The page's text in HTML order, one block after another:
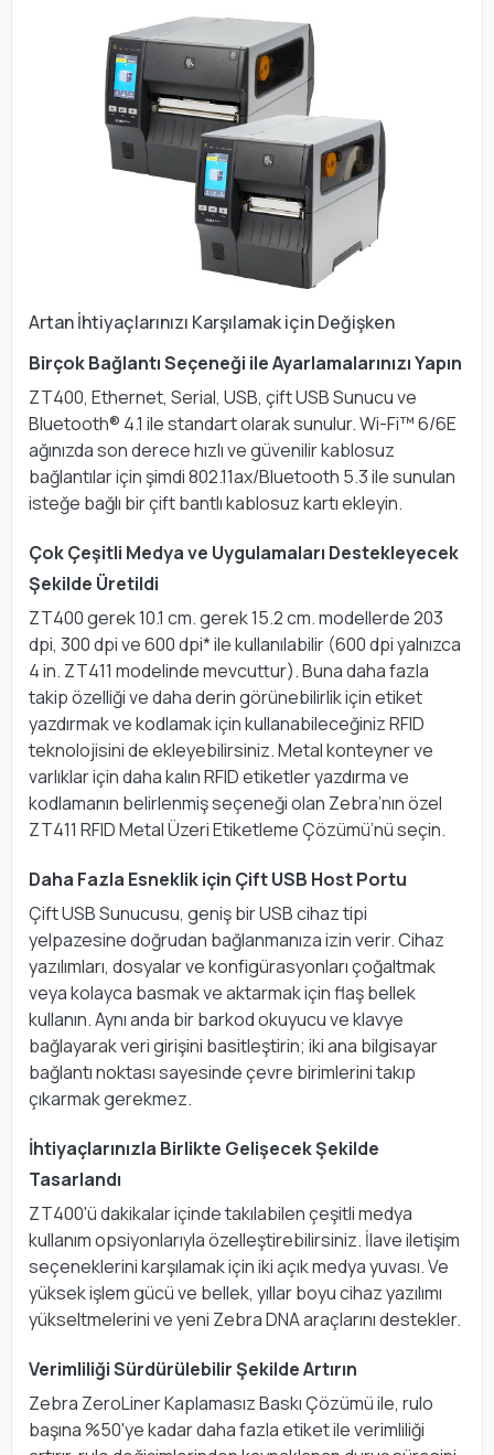
Artan İhtiyaçlarınızı Karşılamak için Değişken
Birçok Bağlantı Seçeneği ile Ayarlamalarınızı Yapın
ZT400, Ethernet, Serial, USB, çift USB Sunucu ve
Bluetooth® 4.1 ile standart olarak sunulur. Wi-Fi™ 6/6E
ağınızda son derece hızlı ve güvenilir kablosuz
bağlantılar için şimdi 802.11ax/Bluetooth 5.3 ile sunulan
isteğe bağlı bir çift bantlı kablosuz kartı ekleyin.
Çok Çeşitli Medya ve Uygulamaları Destekleyecek
Şekilde Üretildi
ZT400 gerek 10.1 cm. gerek 15.2 cm. modellerde 203
dpi, 300 dpi ve 600 dpi* ile kullanılabilir (600 dpi yalnızca
4 in. ZT411 modelinde mevcuttur). Buna daha fazla
takip özelliği ve daha derin görünebilirlik için etiket
yazdırmak ve kodlamak için kullanabileceğiniz RFID
teknolojisini de ekleyebilirsiniz. Metal konteyner ve
varlıklar için daha kalın RFID etiketler yazdırma ve
kodlamanın belirlenmiş seçeneği olan Zebra’nın özel
ZT411 RFID Metal Üzeri Etiketleme Çözümü’nü seçin.
Daha Fazla Esneklik için Çift USB Host Portu
Çift USB Sunucusu, geniş bir USB cihaz tipi
yelpazesine doğrudan bağlanmanıza izin verir. Cihaz
yazılımları, dosyalar ve konfigürasyonları çoğaltmak
veya kolayca basmak ve aktarmak için flaş bellek
kullanın. Aynı anda bir barkod okuyucu ve klavye
bağlayarak veri girişini basitleştirin; iki ana bilgisayar
bağlantı noktası sayesinde çevre birimlerini takıp
çıkarmak gerekmez.
İhtiyaçlarınızla Birlikte Gelişecek Şekilde
Tasarlandı
ZT400'ü dakikalar içinde takılabilen çeşitli medya
kullanım opsiyonlarıyla özelleştirebilirsiniz. İlave iletişim
seçeneklerini karşılamak için iki açık medya yuvası. Ve
yüksek işlem gücü ve bellek, yıllar boyu cihaz yazılımı
yükseltmelerini ve yeni Zebra DNA araçlarını destekler.
Verimliliği Sürdürülebilir Şekilde Artırın
Zebra ZeroLiner Kaplamasız Baskı Çözümü ile, rulo
başına %50'ye kadar daha fazla etiket ile verimliliği